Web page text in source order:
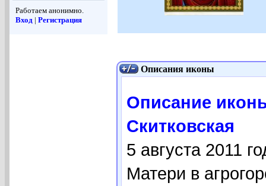
Работаем анонимно.
Вход | Регистрация
Описания иконы
Описание
Скитковская
5 августа 2011
Матери в